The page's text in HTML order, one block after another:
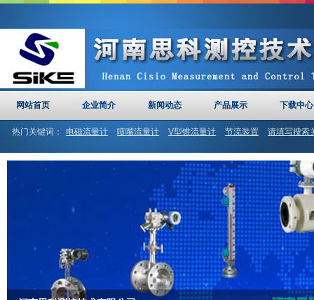
网站首页 企业简介 新闻动态 产品展示 下载中心
热门关键词： 电磁流量计 喷嘴流量计 V型锥流量计 节流装置 请填写搜索
计 河南思科 文丘里管